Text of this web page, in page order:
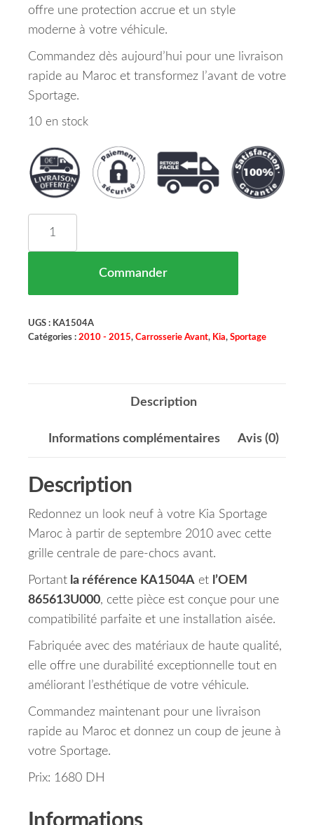
offre une protection accrue et un style
moderne à votre véhicule.
Commandez dès aujourd’hui pour une livraison
rapide au Maroc et transformez l’avant de votre
Sportage.
10 en stock
Commander
UGS : KA1504A
Catégories : 2010 - 2015, Carrosserie Avant, Kia, Sportage
Description
Informations complémentaires Avis (0)
Description
Redonnez un look neuf à votre Kia Sportage
Maroc à partir de septembre 2010 avec cette
grille centrale de pare-chocs avant.
Portant la référence KA1504A et l’OEM
865613U000, cette pièce est conçue pour une
compatibilité parfaite et une installation aisée.
Fabriquée avec des matériaux de haute qualité,
elle offre une durabilité exceptionnelle tout en
améliorant l’esthétique de votre véhicule.
Commandez maintenant pour une livraison
rapide au Maroc et donnez un coup de jeune à
votre Sportage.
Prix: 1680 DH